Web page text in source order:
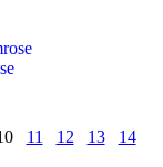
11 12 13
14